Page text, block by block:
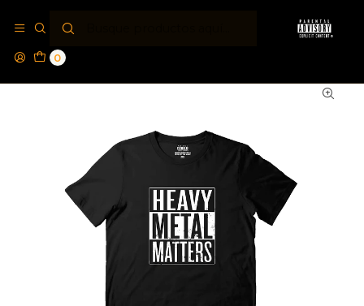
0
Polera Parental Advisory® Metal Matters